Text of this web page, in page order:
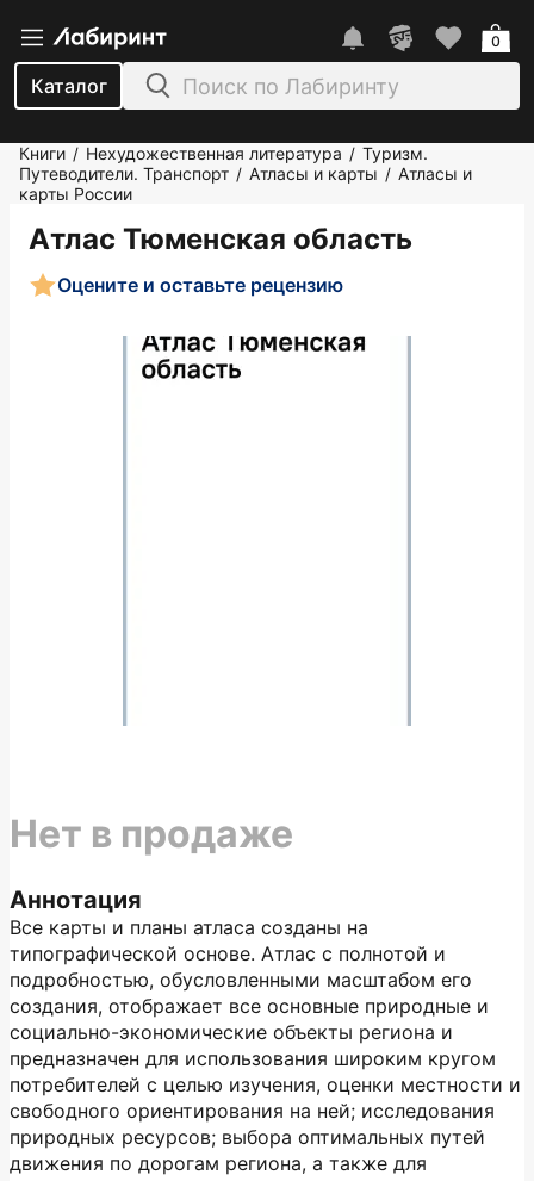
Каталог
0
Книги / Нехудожественная литература / Туризм.
Путеводители. Транспорт / Атласы и карты / Атласы и
карты России
Атлас Тюменская область
Оцените и оставьте рецензию
Аннотация
Все карты и планы атласа созданы на
типографической основе. Атлас с полнотой и
подробностью, обусловленными масштабом его
создания, отображает все основные природные и
социально-экономические объекты региона и
предназначен для использования широким кругом
потребителей с целью изучения, оценки местности и
свободного ориентирования на ней; исследования
природных ресурсов; выбора оптимальных путей
движения по дорогам региона, а также для
Нет в продаже